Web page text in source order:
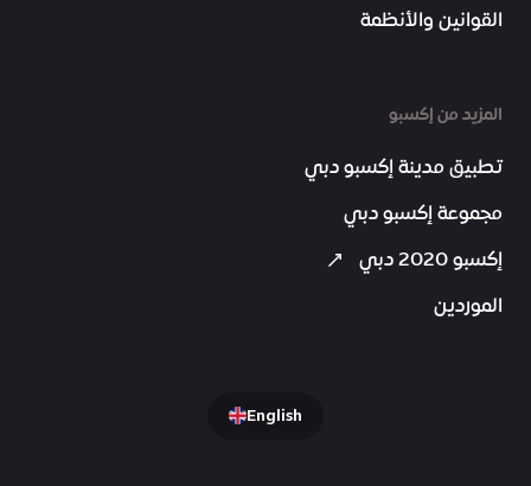
القوانين والأنظمة
المزيد من إكسبو
تطبيق مدينة إكسبو دبي
مجموعة إكسبو دبي
إكسبو 2020 دبي
الموردين
English